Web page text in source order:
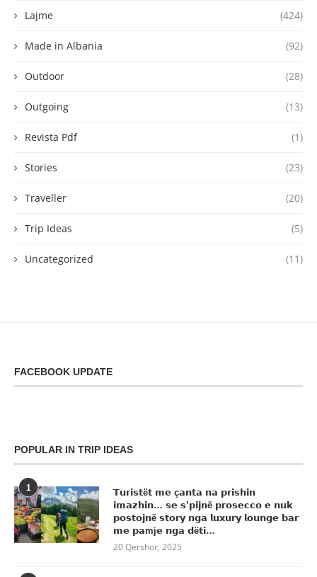
Lajme (424)
Made in Albania (92)
Outdoor (28)
Outgoing (13)
Revista Pdf (1)
Stories (23)
Traveller (20)
Trip Ideas (5)
Uncategorized (11)
FACEBOOK UPDATE
POPULAR IN TRIP IDEAS
1
𝗧𝘂𝗿𝗶𝘀𝘁ë𝘁 𝗺𝗲 ç𝗮𝗻𝘁𝗮 𝗻𝗮 𝗽𝗿𝗶𝘀𝗵𝗶𝗻
𝗶𝗺𝗮𝘇𝗵𝗶𝗻… 𝘀𝗲 𝘀’𝗽𝗶𝗷𝗻ë 𝗽𝗿𝗼𝘀𝗲𝗰𝗰𝗼 𝗲 𝗻𝘂𝗸
𝗽𝗼𝘀𝘁𝗼𝗷𝗻ë 𝘀𝘁𝗼𝗿𝘆 𝗻𝗴𝗮 𝗹𝘂𝘅𝘂𝗿𝘆 𝗹𝗼𝘂𝗻𝗴𝗲 𝗯𝗮𝗿
𝗺𝗲 𝗽𝗮mj𝗲 𝗻𝗴𝗮 𝗱ë𝘁𝗶…
20 Qershor, 2025